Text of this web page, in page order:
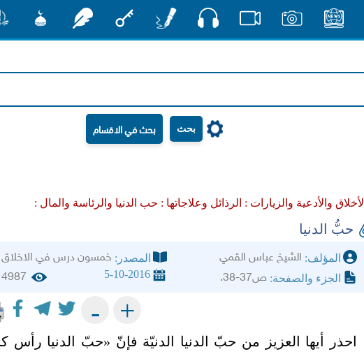
بحث
الأخلاق والأدعية والزيارات : الرذائل وعلاجاتها : حب الدنيا والرئاسة والمال :
حبُّ الدنيا
المؤلف: الشيخ عباس القمي المصدر: خمسون درس في الاخلاق
الجزء والصفحة: ص37-38. 5-10-2016
4987
+
-
احذر أيها العزيز من حبّ الدنيا الدنيّة فإنّ «حبّ الدنيا رأس